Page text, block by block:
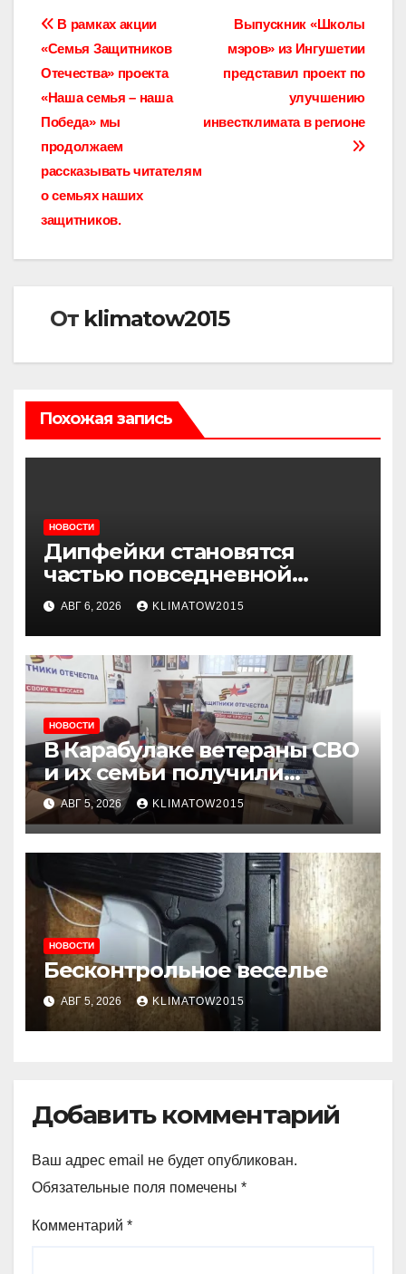
Навигация
по
записям
Выпускник «Школы
мэров» из Ингушетии
представил проект по
улучшению
инвестклимата в регионе
В рамках акции
«Семья Защитников
Отечества» проекта
«Наша семья – наша
Победа» мы
продолжаем
рассказывать читателям
о семьях наших
защитников.
От klimatow2015
Похожая запись
НОВОСТИ
Дипфейки становятся
частью повседневной
жизни: почему жителям
Ингушетии важно быть
внимательнее
АВГ 6, 2026 KLIMATOW2015
НОВОСТИ
В Карабулаке ветераны СВО
и их семьи получили
консультации в ходе
приема граждан
АВГ 5, 2026 KLIMATOW2015
НОВОСТИ
Бесконтрольное веселье
АВГ 5, 2026 KLIMATOW2015
Добавить комментарий
Ваш адрес email не будет опубликован.
Обязательные поля помечены *
Комментарий *